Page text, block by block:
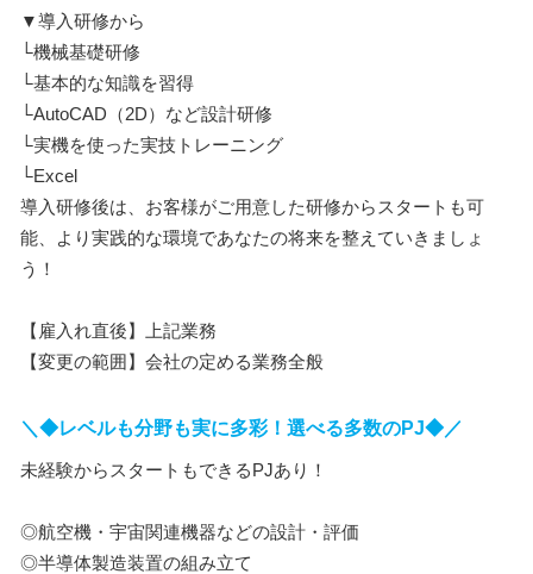
▼導入研修から
└機械基礎研修
└基本的な知識を習得
└AutoCAD（2D）など設計研修
└実機を使った実技トレーニング
└Excel
導入研修後は、お客様がご用意した研修からスタートも可
能、より実践的な環境であなたの将来を整えていきましょ
う！
【雇入れ直後】上記業務
【変更の範囲】会社の定める業務全般
＼◆レベルも分野も実に多彩！選べる多数のPJ◆／
未経験からスタートもできるPJあり！
◎航空機・宇宙関連機器などの設計・評価
◎半導体製造装置の組み立て